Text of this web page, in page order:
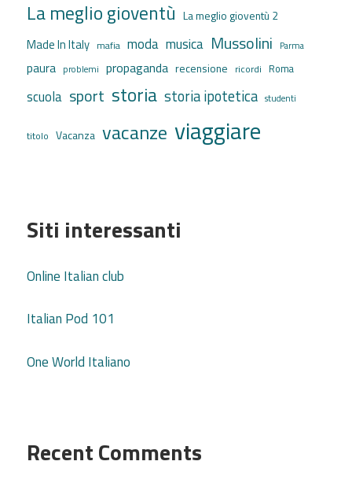
La meglio gioventù La meglio gioventù 2
Made In Italy mafia moda musica Mussolini Parma
paura problemi propaganda recensione ricordi Roma
scuola sport storia storia ipotetica studenti
titolo Vacanza vacanze viaggiare
Siti interessanti
Online Italian club
Italian Pod 101
One World Italiano
Recent Comments